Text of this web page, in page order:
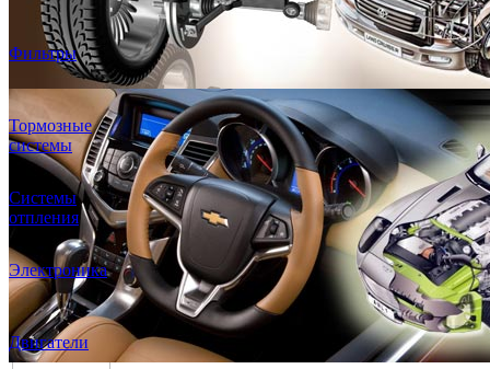
Фильтры
Тормозные
системы
Системы
отпления
Электроника
Двигатели